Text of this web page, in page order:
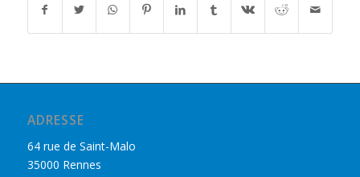
ADRESSE
64 rue de Saint-Malo
35000 Rennes